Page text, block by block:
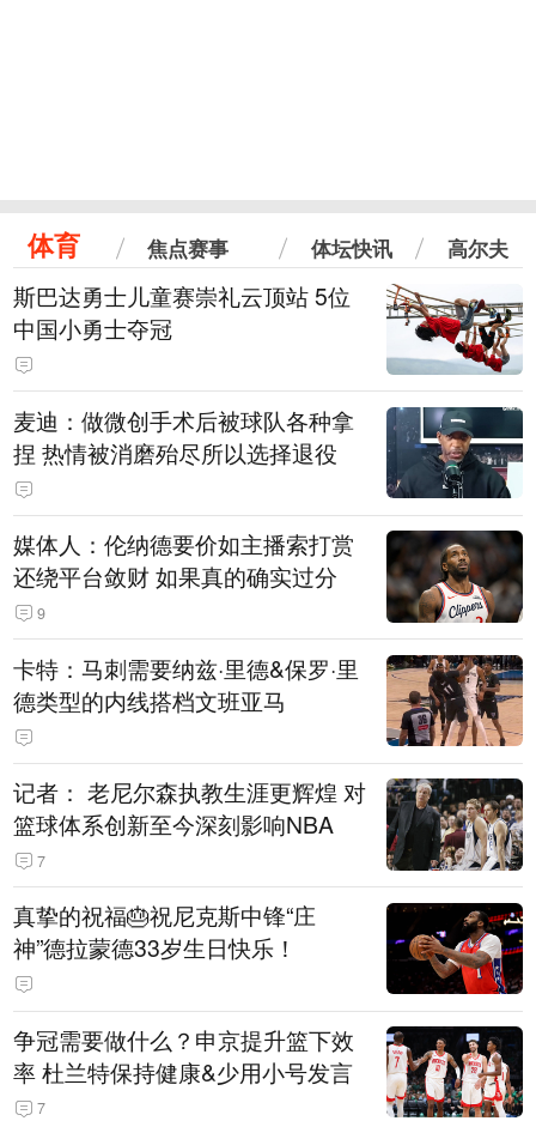
体育 焦点赛事 体坛快讯 高尔夫
斯巴达勇士儿童赛崇礼云顶站 5位
中国小勇士夺冠
麦迪：做微创手术后被球队各种拿
捏 热情被消磨殆尽所以选择退役
媒体人：伦纳德要价如主播索打赏
还绕平台敛财 如果真的确实过分
9
卡特：马刺需要纳兹·里德&保罗·里
德类型的内线搭档文班亚马
记者： 老尼尔森执教生涯更辉煌 对
篮球体系创新至今深刻影响NBA
7
真挚的祝福🎂祝尼克斯中锋“庄
神”德拉蒙德33岁生日快乐！
争冠需要做什么？申京提升篮下效
率 杜兰特保持健康&少用小号发言
7